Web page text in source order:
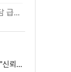
40억 이상 초고가 주택 세부담 급증···실수요자 보호 강화
진급 장성에 삼정검 수치 수여···"신뢰회복 애써달라"